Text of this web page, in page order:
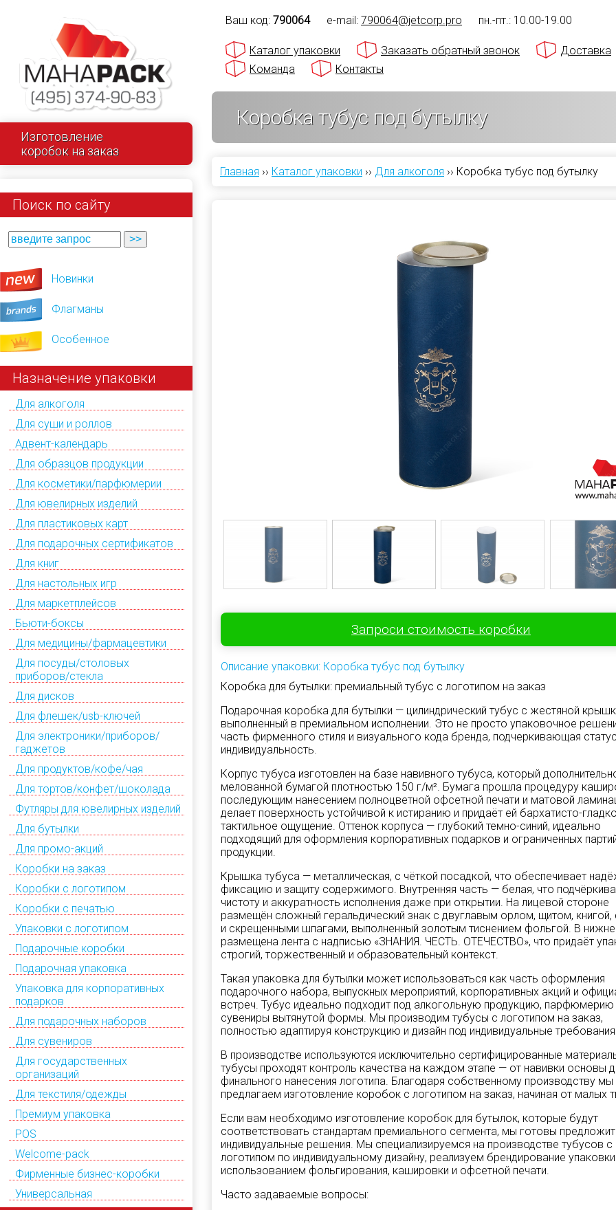
Изготовление
коробок на заказ
Поиск по сайту
Новинки
Флагманы
Особенное
Назначение упаковки
Для алкоголя
Для суши и роллов
Адвент-календарь
Для образцов продукции
Для косметики/парфюмерии
Для ювелирных изделий
Для пластиковых карт
Для подарочных сертификатов
Для книг
Для настольных игр
Для маркетплейсов
Бьюти-боксы
Для медицины/фармацевтики
Для посуды/столовых
приборов/стекла
Для дисков
Для флешек/usb-ключей
Для электроники/приборов/
гаджетов
Для продуктов/кофе/чая
Для тортов/конфет/шоколада
Футляры для ювелирных изделий
Для бутылки
Для промо-акций
Коробки на заказ
Коробки с логотипом
Коробки с печатью
Упаковки с логотипом
Подарочные коробки
Подарочная упаковка
Упаковка для корпоративных
подарков
Для подарочных наборов
Для сувениров
Для государственных
организаций
Для текстиля/одежды
Премиум упаковка
POS
Welcome-pack
Фирменные бизнес-коробки
Универсальная
Ваш код: 790064 e-mail: 790064@jetcorp.pro пн.-пт.: 10.00-19.00
Каталог упаковки Заказать обратный звонок Доставка
Команда
Контакты
Коробка тубус под бутылку
Главная ›› Каталог упаковки ›› Для алкоголя ›› Коробка тубус под бутылку
Запроси стоимость коробки
Описание упаковки: Коробка тубус под бутылку
Коробка для бутылки: премиальный тубус с логотипом на заказ
Подарочная коробка для бутылки — цилиндрический тубус с жестяной
выполненный в премиальном исполнении. Это не просто упаковочное
часть фирменного стиля и визуального кода бренда, подчеркивающая
индивидуальность.
Корпус тубуса изготовлен на базе навивного тубуса, который
мелованной бумагой плотностью 150 г/м². Бумага прошла процедуру
последующим нанесением полноцветной офсетной печати и матовой
делает поверхность устойчивой к истиранию и придаёт ей бархатисто-
тактильное ощущение. Оттенок корпуса — глубокий темно-синий, идеально
подходящий для оформления корпоративных подарков и ограниченных
продукции.
Крышка тубуса — металлическая, с чёткой посадкой, что обеспечивает
фиксацию и защиту содержимого. Внутренняя часть — белая, что
чистоту и аккуратность исполнения даже при открытии. На лицевой стороне
размещён сложный геральдический знак с двуглавым орлом, щитом,
и скрещенными шпагами, выполненный золотым тиснением фольгой. В
размещена лента с надписью «ЗНАНИЯ. ЧЕСТЬ. ОТЕЧЕСТВО», что придаёт
строгий, торжественный и образовательный контекст.
Такая упаковка для бутылки может использоваться как часть оформления
подарочного набора, выпускных мероприятий, корпоративных акций и
встреч. Тубус идеально подходит под алкогольную продукцию, парфюмерию
сувениры вытянутой формы. Мы производим тубусы с логотипом на заказ,
полностью адаптируя конструкцию и дизайн под индивидуальные требования
В производстве используются исключительно сертифицированные
тубусы проходят контроль качества на каждом этапе — от навивки основы
финального нанесения логотипа. Благодаря собственному производству мы
предлагаем изготовление коробок с логотипом на заказ, начиная от малых
Если вам необходимо изготовление коробок для бутылок, которые будут
соответствовать стандартам премиального сегмента, мы готовы
индивидуальные решения. Мы специализируемся на производстве тубусов с
логотипом по индивидуальному дизайну, реализуем брендирование
использованием фольгирования, кашировки и офсетной печати.
Часто задаваемые вопросы: